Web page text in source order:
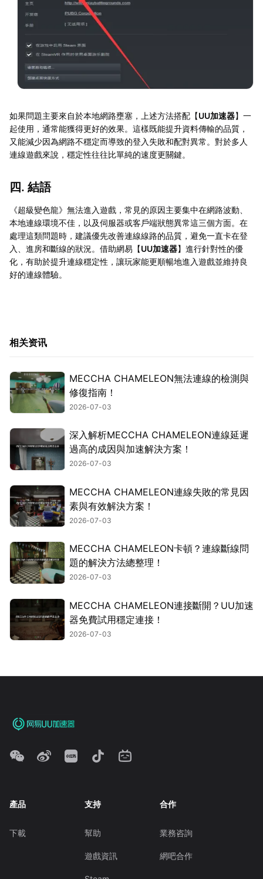
如果問題主要來自於本地網路壅塞，上述方法搭配【UU加速器】一
起使用，通常能獲得更好的效果。這樣既能提升資料傳輸的品質，
又能減少因為網路不穩定而導致的登入失敗和配對異常。對於多人
連線遊戲來說，穩定性往往比單純的速度更關鍵。
四. 結語
《超級變色龍》無法進入遊戲，常見的原因主要集中在網路波動、
本地連線環境不佳，以及伺服器或客戶端狀態異常這三個方面。在
處理這類問題時，建議優先改善連線線路的品質，避免一直卡在登
入、進房和斷線的狀況。借助網易【UU加速器】進行針對性的優
化，有助於提升連線穩定性，讓玩家能更順暢地進入遊戲並維持良
好的連線體驗。
相关资讯
MECCHA CHAMELEON無法連線的檢測與
修復指南！
2026-07-03
深入解析MECCHA CHAMELEON連線延遲
過高的成因與加速解決方案！
2026-07-03
MECCHA CHAMELEON連線失敗的常見因
素與有效解決方案！
2026-07-03
MECCHA CHAMELEON卡頓？連線斷線問
題的解決方法總整理！
2026-07-03
MECCHA CHAMELEON連接斷開？UU加速
器免費試用穩定連接！
2026-07-03
產品
下載
支持
幫助
遊戲資訊
合作
業務咨詢
網吧合作